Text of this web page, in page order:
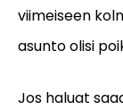
viimeiseen
asunto olisi
Jos haluat